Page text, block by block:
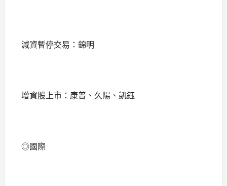
減資暫停交易：錦明
增資股上市：康普、久陽、凱鈺
◎國際